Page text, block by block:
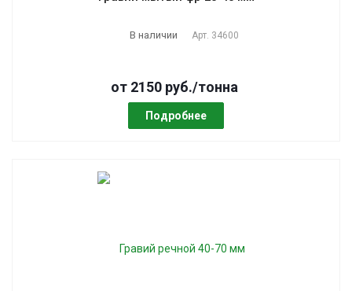
В наличии Арт. 34600
от 2150 руб./тонна
Подробнее